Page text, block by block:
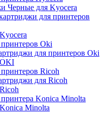
Черные для Kyocera
для принтеров
Oki
для принтеров Oki
Ricoh
для Ricoh
Konica Minolta
Minolta